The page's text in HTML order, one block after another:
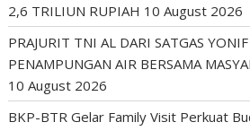
2,6 TRILIUN RUPIAH 10 August 2026
PRAJURIT TNI AL DARI SATGAS
PENAMPUNGAN AIR BERSAMA
10 August 2026
BKP-BTR Gelar Family Visit Perkuat